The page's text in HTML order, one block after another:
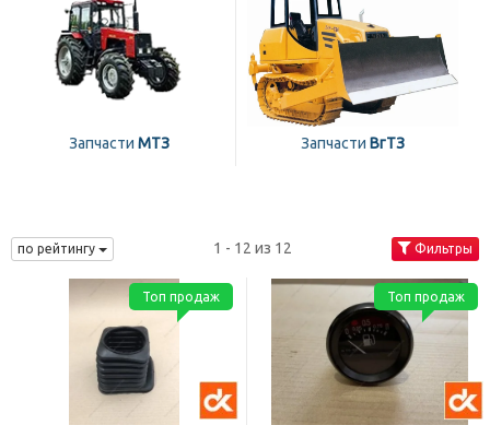
Запчасти МТЗ Запчасти ВгТЗ
по рейтингу 1 - 12 из 12 Фильтры
Топ продаж Топ продаж